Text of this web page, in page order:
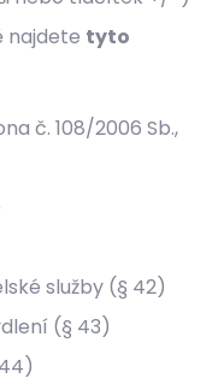
najdete tyto
č. 108/2006 Sb.,
služby (§ 42)
(§ 43)